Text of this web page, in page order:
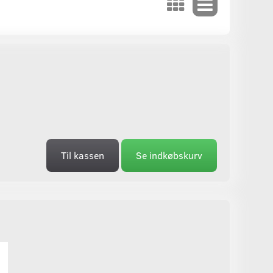
Til kassen Se indkøbskurv